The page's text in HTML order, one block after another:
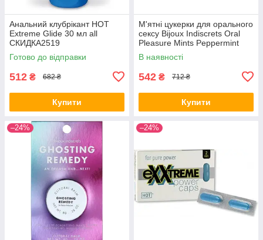
Анальний клубрікант HOT
Extreme Glide 30 мл all
СКИДКА2519
Готово до відправки
512 ₴ 682 ₴
Купити
М'ятні цукерки для орального
сексу Bijoux Indiscrets Oral
Pleasure Mints Peppermint
В наявності
542 ₴ 712 ₴
Купити
–24% –24%